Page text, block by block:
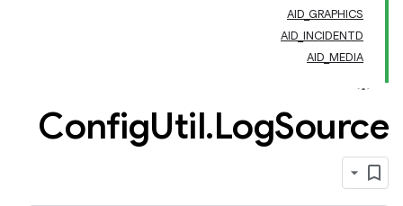
AID_GRAPHICS
AID_INCIDENTD
AID_MEDIA
ConfigUtil.LogSource